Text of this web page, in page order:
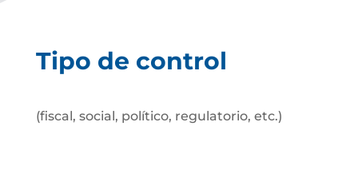
Tipo de control
(fiscal, social, político, regulatorio, etc.)